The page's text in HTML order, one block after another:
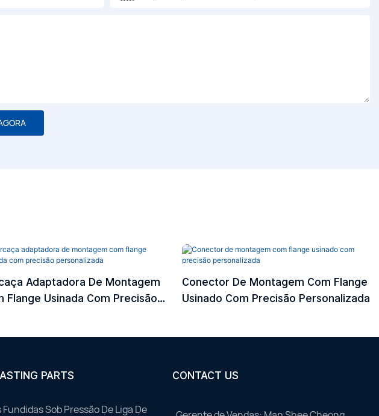
Adaptadora De Montagem
Flange Usinada Com Precisão
Conector De Montagem Com Flange
Usinado Com Precisão Personalizada
PARTS
Fundidas Sob Pressão De Liga De
CONTACT US